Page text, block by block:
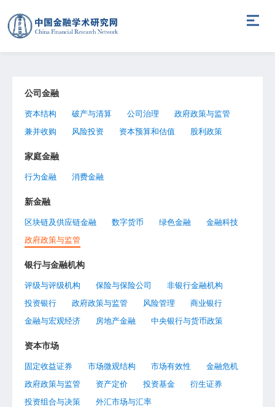
公司金融
资本结构 破产与清算 公司治理
政府政策与监管
兼并收购
风险投资 资本预算和估值 股利政策
家庭金融
行为金融 消费金融
新金融
区块链及供应链金融 数字货币 绿色金融
金融科技
政府政策与监管
银行与金融机构
评级与评级机构 保险与保险公司
非银行金融机构
投资银行
政府政策与监管 风险管理
商业银行
金融与宏观经济
房地产金融 中央银行与货币政策
资本市场
固定收益证券 市场微观结构 市场有效性
金融危机
政府政策与监管
资产定价 投资基金
衍生证券
投资组合与决策
外汇市场与汇率